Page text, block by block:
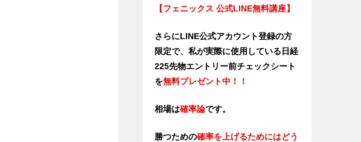
【フェニックス 公式LINE無料講座】
さらにLINE公式アカウント登録の方
限定で、私が実際に使用している日経
225先物エントリー前チェックシート
を無料プレゼント中！！
相場は確率論です。
勝つための確率を上げるためにはどう